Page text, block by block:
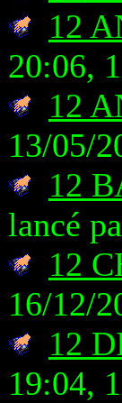
12
20:06,
12
13/05/
12
lancé
12
16/12/
12
19:04,